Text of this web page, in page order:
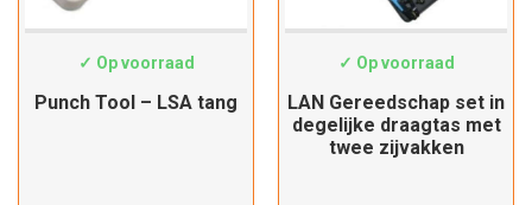
✓ Op voorraad
Punch Tool – LSA tang
19062046
✓ Op voorraad
LAN Gereedschap set in
degelijke draagtas met
twee zijvakken
Verder winkelen